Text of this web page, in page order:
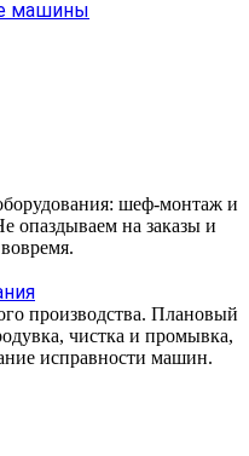
машины
шеф-монтаж и
опаздываем на заказы и
производства. Плановый
чистка и промывка,
исправности машин.